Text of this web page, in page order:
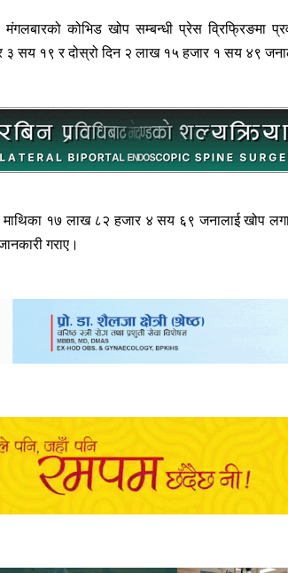
कोभिड खोप सम्बन्धी प्रेस व्रिफ्रिङमा
३ सय १९ र दोस्रो दिन २ लाख १५ हजार १ सय ४९
माथिका १७ लाख ८२ हजार ४ सय ६९ जनालाई खोप
गराए।